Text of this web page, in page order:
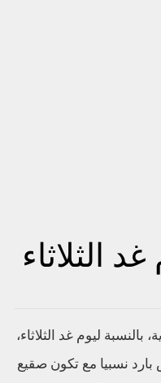
الثلاثاء
بالنسبة ليوم غد الثلاثاء،
بارد نسبيا مع تكون صقيع